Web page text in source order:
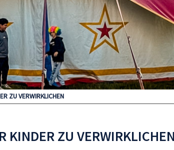
ZU VERWIRKLICHEN
KINDER ZU